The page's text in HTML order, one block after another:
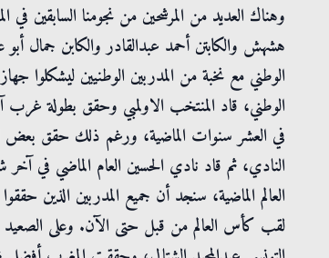
وهناك العديد من المرشحين من نجومنا السابقين في
هشهش والكابتن أحمد عبدالقادر والكابن جمال أبو
الوطني مع نخبة من المدربين الوطنيين
في العشر سنوات الماضية، ورغم ذلك حقق بعض
النادي، ثم قاد نادي الحسين العام الماضي
العالم الماضية، سنجد أن جميع المدربين
لقب كأس العالم من قبل حتى الآن. وعلى